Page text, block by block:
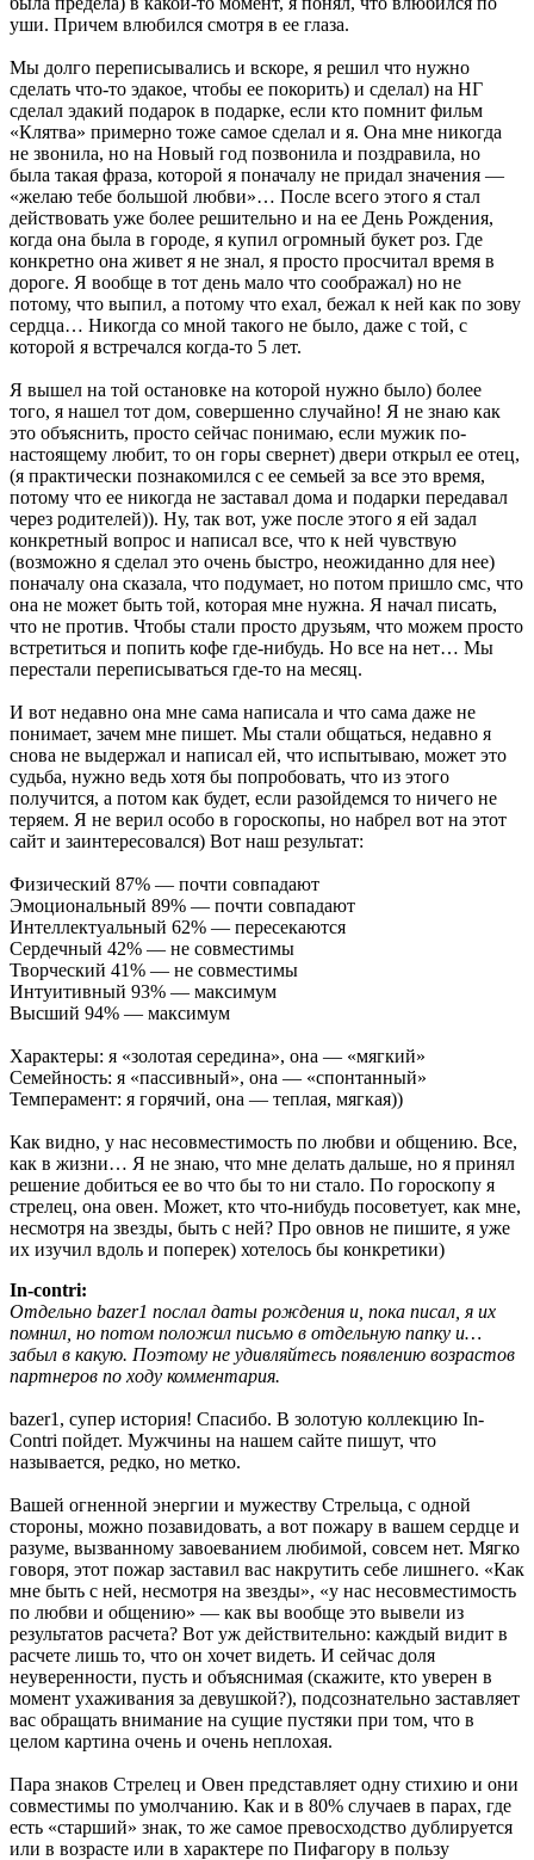
уши. Причем влюбился смотря в ее глаза.
Мы долго переписывались и вскоре, я решил что нужно
сделать что-то эдакое, чтобы ее покорить) и сделал) на НГ
сделал эдакий подарок в подарке, если кто помнит фильм
«Клятва» примерно тоже самое сделал и я. Она мне никогда
не звонила, но на Новый год позвонила и поздравила, но
была такая фраза, которой я поначалу не придал значения —
«желаю тебе большой любви»… После всего этого я стал
действовать уже более решительно и на ее День Рождения,
когда она была в городе, я купил огромный букет роз. Где
конкретно она живет я не знал, я просто просчитал время в
дороге. Я вообще в тот день мало что соображал) но не
потому, что выпил, а потому что ехал, бежал к ней как по зову
сердца… Никогда со мной такого не было, даже с той, с
которой я встречался когда-то 5 лет.
Я вышел на той остановке на которой нужно было) более
того, я нашел тот дом, совершенно случайно! Я не знаю как
это объяснить, просто сейчас понимаю, если мужик по-
настоящему любит, то он горы свернет) двери открыл ее отец,
(я практически познакомился с ее семьей за все это время,
потому что ее никогда не заставал дома и подарки передавал
через родителей)). Ну, так вот, уже после этого я ей задал
конкретный вопрос и написал все, что к ней чувствую
(возможно я сделал это очень быстро, неожиданно для нее)
поначалу она сказала, что подумает, но потом пришло смс, что
она не может быть той, которая мне нужна. Я начал писать,
что не против. Чтобы стали просто друзьям, что можем просто
встретиться и попить кофе где-нибудь. Но все на нет… Мы
перестали переписываться где-то на месяц.
И вот недавно она мне сама написала и что сама даже не
понимает, зачем мне пишет. Мы стали общаться, недавно я
снова не выдержал и написал ей, что испытываю, может это
судьба, нужно ведь хотя бы попробовать, что из этого
получится, а потом как будет, если разойдемся то ничего не
теряем. Я не верил особо в гороскопы, но набрел вот на этот
сайт и заинтересовался) Вот наш результат:
Физический 87% — почти совпадают
Эмоциональный 89% — почти совпадают
Интеллектуальный 62% — пересекаются
Сердечный 42% — не совместимы
Творческий 41% — не совместимы
Интуитивный 93% — максимум
Высший 94% — максимум
Характеры: я «золотая середина», она — «мягкий»
Семейность: я «пассивный», она — «спонтанный»
Темперамент: я горячий, она — теплая, мягкая))
Как видно, у нас несовместимость по любви и общению. Все,
как в жизни… Я не знаю, что мне делать дальше, но я принял
решение добиться ее во что бы то ни стало. По гороскопу я
стрелец, она овен. Может, кто что-нибудь посоветует, как мне,
несмотря на звезды, быть с ней? Про овнов не пишите, я уже
их изучил вдоль и поперек) хотелось бы конкретики)
In-contri:
Отдельно bazer1 послал даты рождения и, пока писал, я их
помнил, но потом положил письмо в отдельную папку и…
забыл в какую. Поэтому не удивляйтесь появлению возрастов
партнеров по ходу комментария.
bazer1, супер история! Спасибо. В золотую коллекцию In-
Contri пойдет. Мужчины на нашем сайте пишут, что
называется, редко, но метко.
Вашей огненной энергии и мужеству Стрельца, с одной
стороны, можно позавидовать, а вот пожару в вашем сердце и
разуме, вызванному завоеванием любимой, совсем нет. Мягко
говоря, этот пожар заставил вас накрутить себе лишнего. «Как
мне быть с ней, несмотря на звезды», «у нас несовместимость
по любви и общению» — как вы вообще это вывели из
результатов расчета? Вот уж действительно: каждый видит в
расчете лишь то, что он хочет видеть. И сейчас доля
неуверенности, пусть и объяснимая (скажите, кто уверен в
момент ухаживания за девушкой?), подсознательно заставляет
вас обращать внимание на сущие пустяки при том, что в
целом картина очень и очень неплохая.
Пара знаков Стрелец и Овен представляет одну стихию и они
совместимы по умолчанию. Как и в 80% случаев в парах, где
есть «старший» знак, то же самое превосходство дублируется
или в возрасте или в характере по Пифагору в пользу